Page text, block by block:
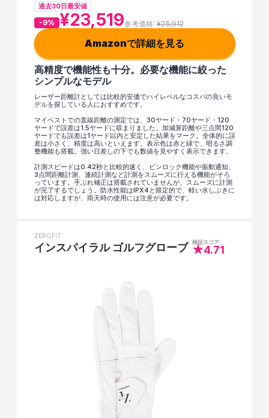
過去30日最安値
-9% ¥23,519参考価格: ¥25,912
Amazonで詳細を見る
高精度で機能性も十分。必要な機能に絞った
シンプルなモデル
レーザー距離計としては比較的安価でハイレベルなコスパの良いモ
デルを探している人におすすめです。
マイベストでの直線距離の測定では、30ヤード・70ヤード・120
ヤードで誤差は1.5ヤードに収まりました。加減算距離や三点間120
ヤードでも誤差は1ヤード以内と安定した結果をマーク。全体的に誤
差は小さく、精度は高いといえます。表示色は赤と緑で、明るさ調
整機能も搭載。強い日差しの下でも数値を見やすく表示できます。
計測スピードは0.42秒と比較的速く、ピンロック機能や振動通知、
3点間距離計測、連続計測など計測をスムーズに行える機能がそろ
っています。手ぶれ補正は搭載されていませんが、スムーズに計測
が完了するでしょう。防水性能はIPX4と限定的で、軽い水しぶきに
は対応しますが、雨天時の使用には注意が必要です。
ZEROFIT
インスパイラル ゴルフグローブ 検証スコア
★4.71